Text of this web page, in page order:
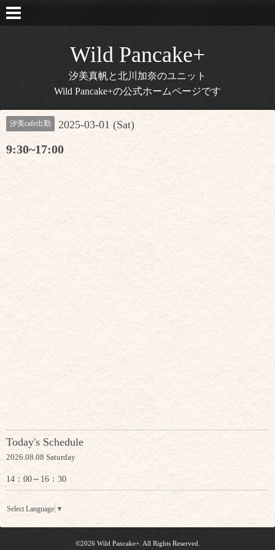
Wild Pancake+
汐美真帆と北川加奈のユニット
Wild Pancake+の公式ホームページです
汐美cafe出勤 2025-03-01 (Sat)
9:30~17:00
Today's Schedule
2026.08.08 Saturday
14：00～16：30
Select Language ▼
©2026 Wild Pancake+. All Rights Reserved.